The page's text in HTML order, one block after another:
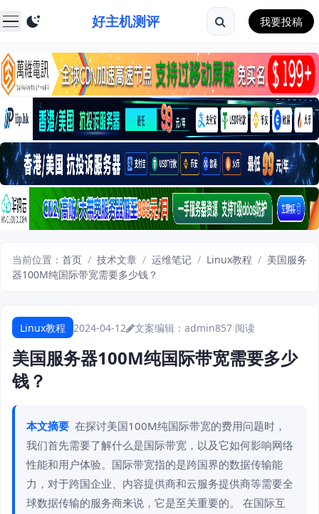
好主机测评 我要投稿
当前位置： 首页 / 技术文章 / 运维笔记 / Linux教程 / 美国服务
器100M纯国际带宽需要多少钱？
Linux教程 2024-04-12 文案编辑：admin857 阅读
美国服务器100M纯国际带宽需要多少
钱？
本文摘要 在探讨美国100M纯国际带宽的费用问题时，
我们首先需要了解什么是国际带宽，以及它如何影响网络
性能和用户体验。国际带宽指的是跨国界的数据传输能
力，对于跨国企业、内容提供商和云服务提供商等需要全
球数据传输的服务商来说，它是至关重要的。 在国际互